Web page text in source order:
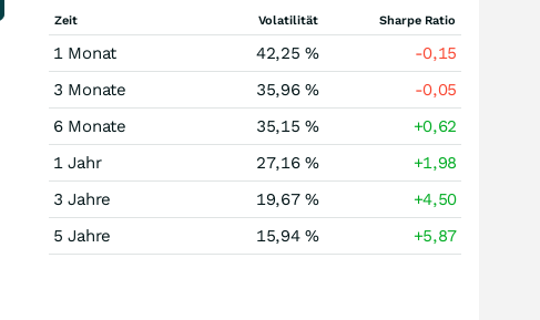
Zeit Volatilität Sharpe Ratio
1 Monat 42,25 %
-0,15
3 Monate
35,96 %
-0,05
6 Monate
35,15 %
+0,62
1 Jahr
27,16 %
+1,98
3 Jahre
19,67 %
+4,50
5 Jahre
15,94 % +5,87